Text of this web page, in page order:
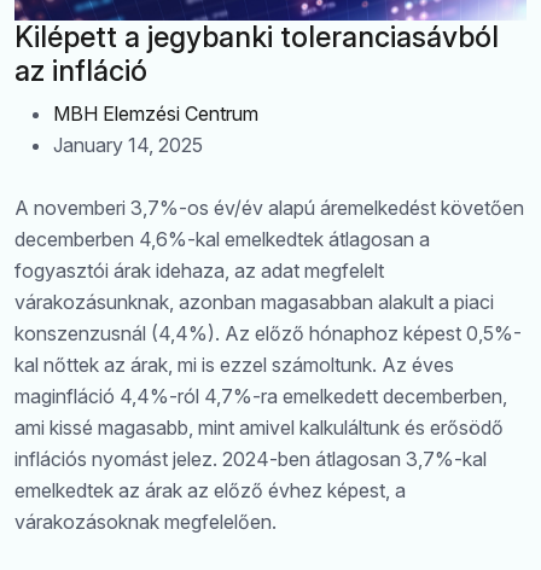
Kilépett a jegybanki toleranciasávból
az infláció
MBH Elemzési Centrum
January 14, 2025
A novemberi 3,7%-os év/év alapú áremelkedést követően
decemberben 4,6%-kal emelkedtek átlagosan a
fogyasztói árak idehaza, az adat megfelelt
várakozásunknak, azonban magasabban alakult a piaci
konszenzusnál (4,4%). Az előző hónaphoz képest 0,5%-
kal nőttek az árak, mi is ezzel számoltunk. Az éves
maginfláció 4,4%-ról 4,7%-ra emelkedett decemberben,
ami kissé magasabb, mint amivel kalkuláltunk és erősödő
inflációs nyomást jelez. 2024-ben átlagosan 3,7%-kal
emelkedtek az árak az előző évhez képest, a
várakozásoknak megfelelően.
Keresés